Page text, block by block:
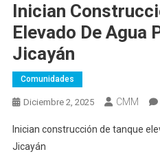
Inician
Elevado De Agua
Jicayán
Comunidades
Diciembre 2, 2025 CMM
Inician construcción de tanque
Jicayán